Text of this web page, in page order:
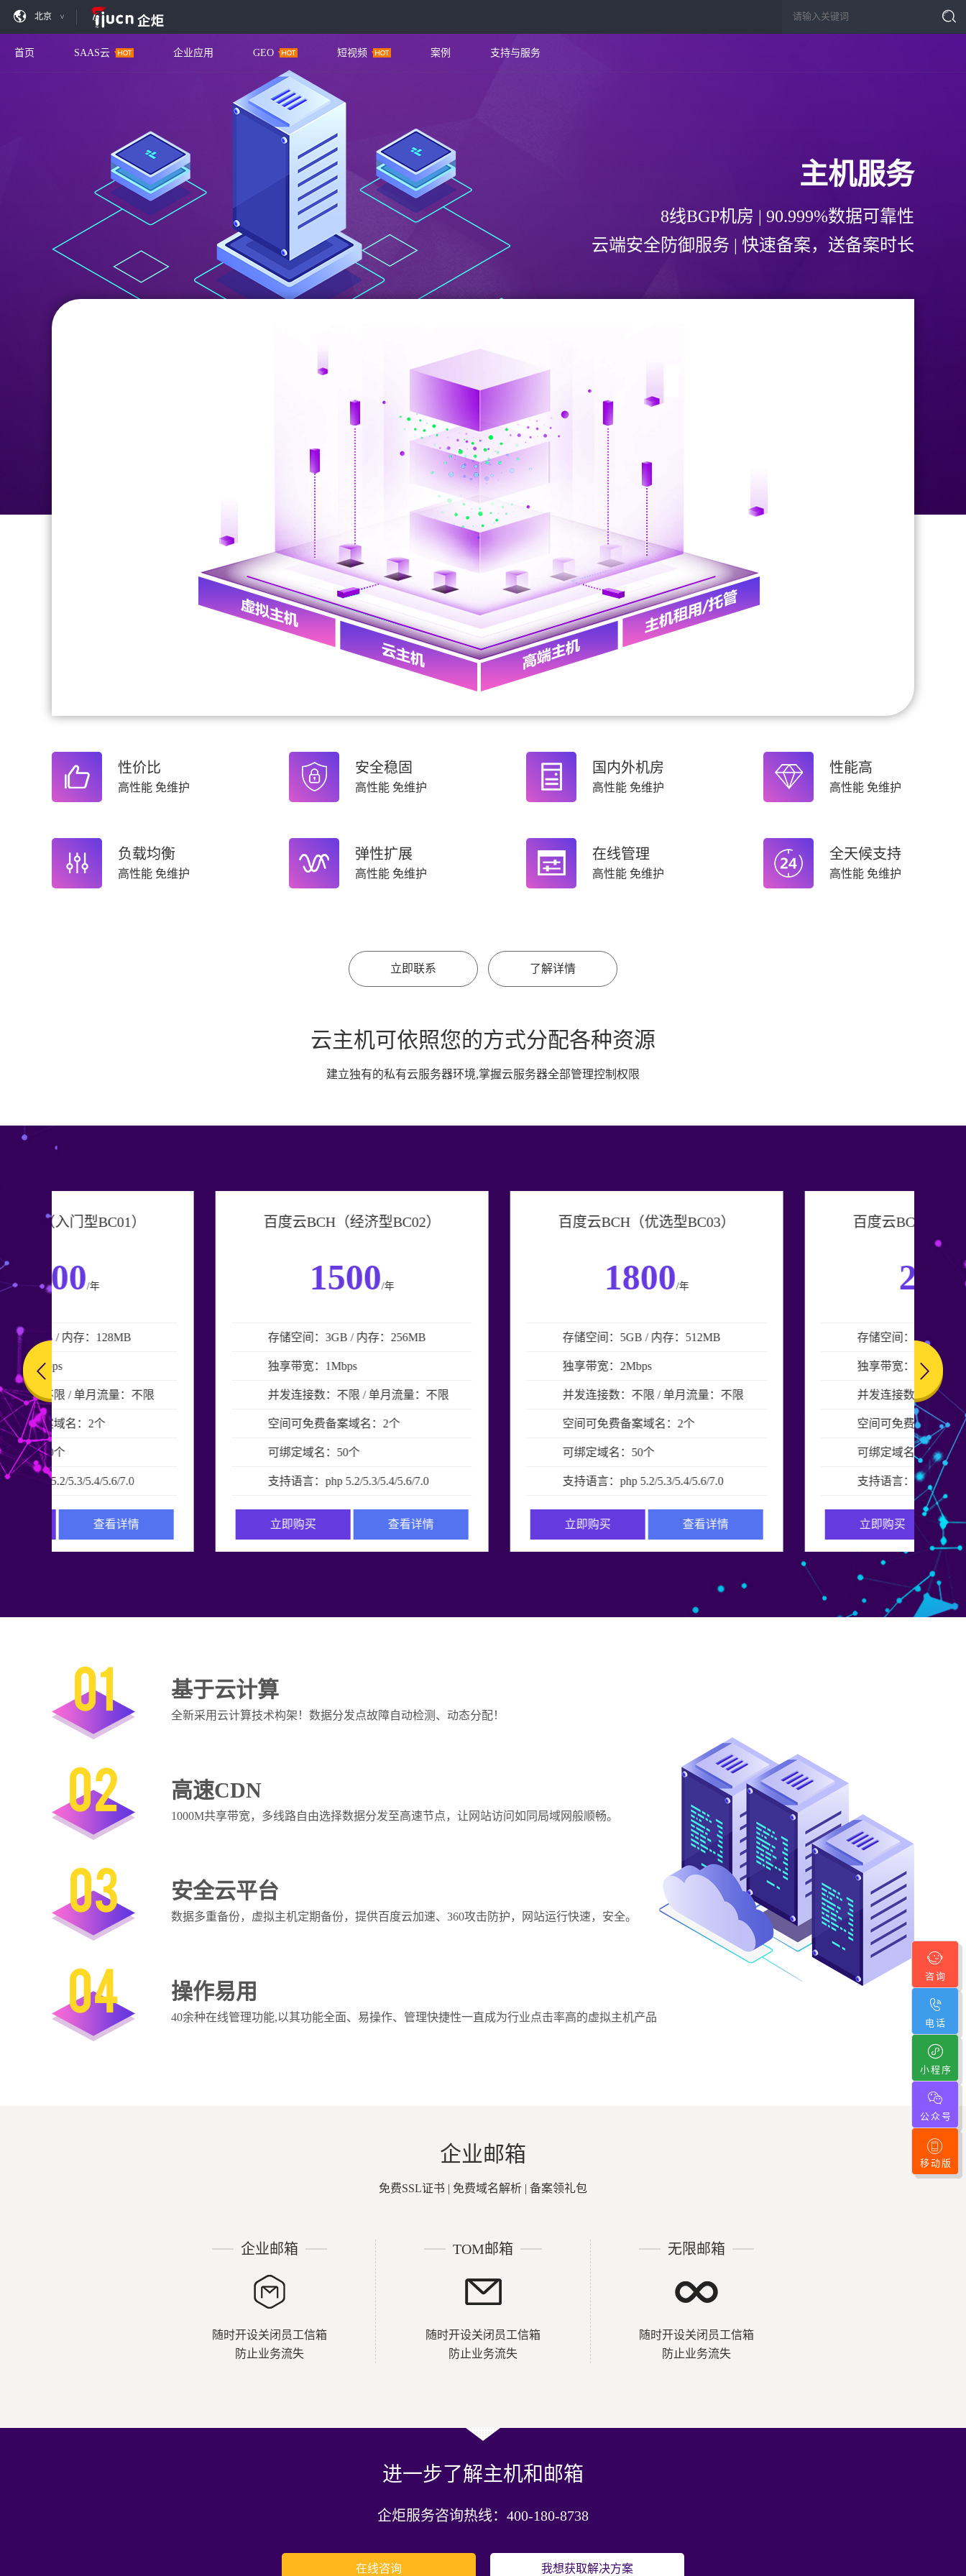
北京 >
首页 SAAS云 企业应用 GEO 短视频 案例 支持与服务
主机服务
8线BGP机房 | 90.999%数据可靠性
云端安全防御服务 | 快速备案，送备案时长
性价比
高性能 免维护
安全稳固
高性能 免维护
国内外机房
高性能 免维护
性能高
高性能 免维护
负载均衡
高性能 免维护
弹性扩展
高性能 免维护
在线管理
高性能 免维护
全天候支持
高性能 免维护
立即联系 了解详情
云主机可依照您的方式分配各种资源
建立独有的私有云服务器环境,掌握云服务器全部管理控制权限
百度云BCH（经济型BC02）
存储空间：3GB / 内存：256MB
并发连接数：不限 / 单月流量：不限
空间可免费备案域名：2个
支持语言：php 5.2/5.3/5.4/5.6/7.0
立即购买
百度云BCH（优选型BC03）
存储空间：5GB / 内存：512MB
并发连接数：不限 / 单月流量：不限
空间可免费备案域名：2个
支持语言：php 5.2/5.3/5.4/5.6/7.0
立即购买
百度云BCH（高配型BC04）
存储空间：10GB / 内存：1GB
并发连接数：不限 / 单月流量：不限
空间可免费备案域名：2个
支持语言：php 5.2/5.3/5.4/5.6/7.0
立即购买
01 基于云计算
全新采用云计算技术构架！数据分发点故障自动检测、动态分配！
02 高速CDN
1000M共享带宽，多线路自由选择数据分发至高速节点，让网站访问如同局域网般顺畅。
03 安全云平台
数据多重备份，虚拟主机定期备份，提供百度云加速、360攻击防护，网站运行快速，安全。
04 操作易用
40余种在线管理功能,以其功能全面、易操作、管理快捷性一直成为行业点击率高的虚拟主机产品
企业邮箱
免费SSL证书 | 免费域名解析 | 备案领礼包
企业邮箱
随时开设关闭员工信箱
防止业务流失
TOM邮箱
随时开设关闭员工信箱
防止业务流失
无限邮箱
随时开设关闭员工信箱
防止业务流失
进一步了解主机和邮箱
企炬服务咨询热线：400-180-8738
在线咨询 我想获取解决方案
咨询
电话
小程序
公众号
移动版